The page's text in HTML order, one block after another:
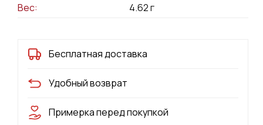
Вес:
4.62г
Бесплатная доставка
Удобный возврат
Примерка перед покупкой